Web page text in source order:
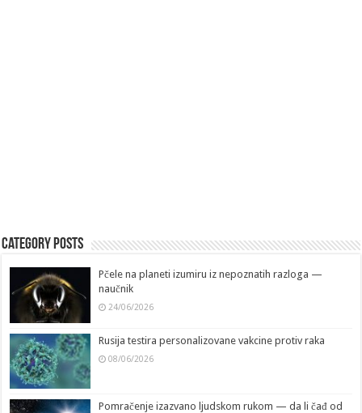
Category Posts
Pčele na planeti izumiru iz nepoznatih razloga —
naučnik
24/06/2026
Rusija testira personalizovane vakcine protiv raka
08/06/2026
Pomračenje izazvano ljudskom rukom — da li čađ od